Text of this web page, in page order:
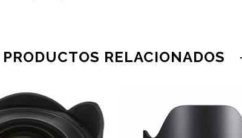
PRODUCTOS RELACIONADOS